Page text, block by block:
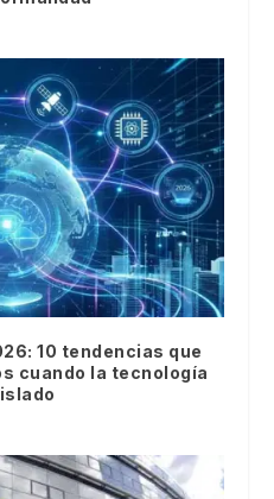
10 tendencias que
cuando la tecnología